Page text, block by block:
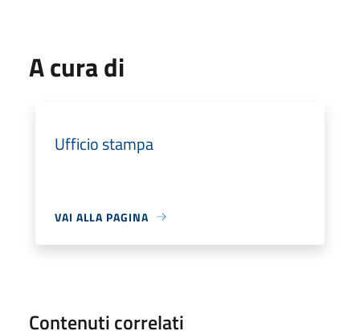
A cura di
Ufficio stampa
VAI ALLA PAGINA
Contenuti correlati